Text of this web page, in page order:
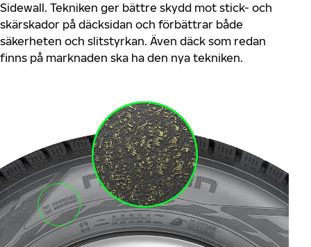
Sidewall. Tekniken ger bättre skydd mot stick- och
skärskador på däcksidan och förbättrar både
säkerheten och slitstyrkan. Även däck som redan
finns på marknaden ska ha den nya tekniken.